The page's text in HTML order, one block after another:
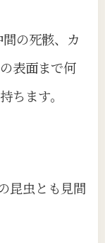
の死骸、カ
表面まで何
ちます。
昆虫とも見間